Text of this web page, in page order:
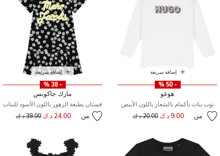
إضافة سريعة
- 50 %
هوغو
توب بنات بأكمام بالشعار باللون الأبيض
من 9.00 د ك سعر مخفض من
20.00 د ك
إضافة سريعة
- 38 %
مارك جاكوبس
فستان بطبعة الزهور باللون الأسود للبنات
من 24.00 د ك سعر مخفض من
39.00 د ك إلى